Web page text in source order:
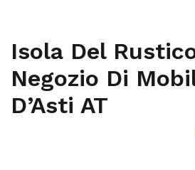
Isola Del
Negozio Di
D’Asti AT